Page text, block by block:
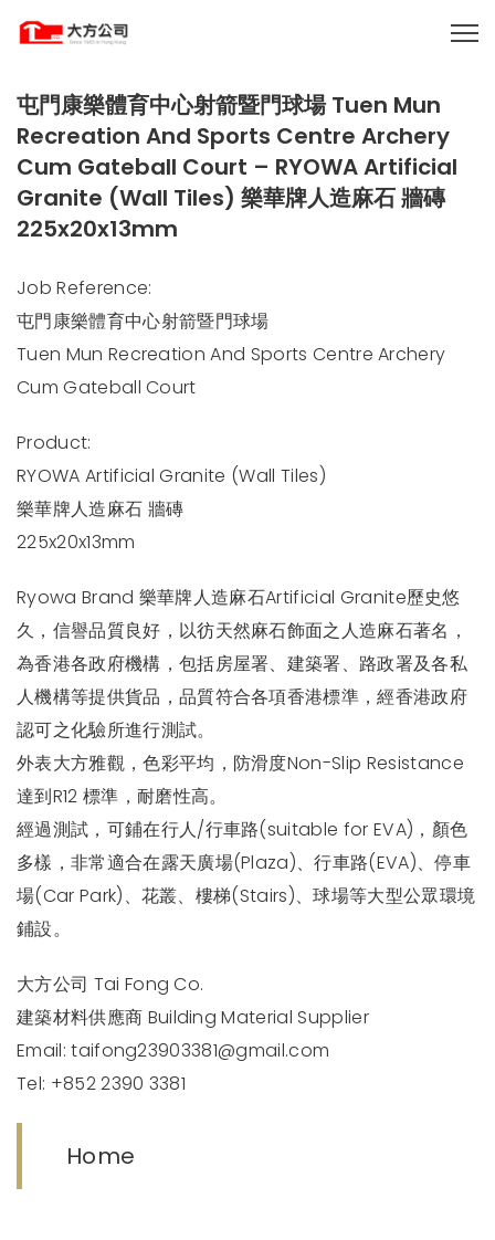
屯門康樂體育中心射箭暨門球場 Tuen Mun
Recreation And Sports Centre Archery
Cum Gateball Court – RYOWA Artificial
Granite (Wall Tiles) 樂華牌人造麻石 牆磚
225x20x13mm
Job Reference:
屯門康樂體育中心射箭暨門球場
Tuen Mun Recreation And Sports Centre Archery
Cum Gateball Court
Product:
RYOWA Artificial Granite (Wall Tiles)
樂華牌人造麻石 牆磚
225x20x13mm
Ryowa Brand 樂華牌人造麻石Artificial Granite歷史悠
久，信譽品質良好，以彷天然麻石飾面之人造麻石著名，
為香港各政府機構，包括房屋署、建築署、路政署及各私
人機構等提供貨品，品質符合各項香港標準，經香港政府
認可之化驗所進行測試。
外表大方雅觀，色彩平均，防滑度Non-Slip Resistance
達到R12 標準，耐磨性高。
經過測試，可鋪在行人/行車路(suitable for EVA)，顏色
多樣，非常適合在露天廣場(Plaza)、行車路(EVA)、停車
場(Car Park)、花叢、樓梯(Stairs)、球場等大型公眾環境
鋪設。
大方公司 Tai Fong Co.
建築材料供應商 Building Material Supplier
Email:taifong23903381@gmail.com
Tel: +852 2390 3381
Home